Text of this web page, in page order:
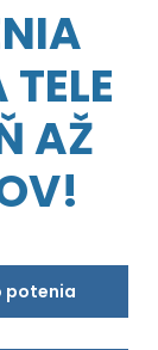
AŽ
potenia